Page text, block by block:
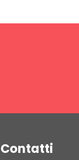
Contatti